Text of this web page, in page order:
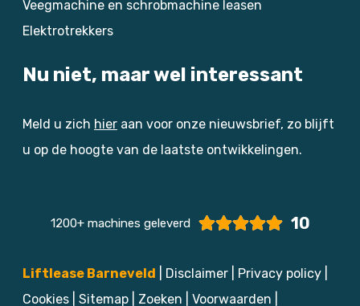
Veegmachine en schrobmachine leasen
Elektrotrekkers
Nu niet, maar wel interessant
Meld u zich hier aan voor onze nieuwsbrief, zo blijft
u op de hoogte van de laatste ontwikkelingen.
1200+ machines geleverd 10
Liftlease Barneveld Disclaimer Privacy policy
Cookies
Sitemap Zoeken Voorwaarden